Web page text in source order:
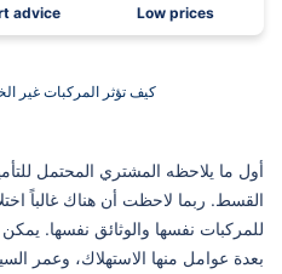
advice
Low prices
كيف تؤثر المركبات غير
أول ما يلاحظه المشتري المحتمل
القسط. ربما لاحظت أن هناك غالباً
للمركبات نفسها والوثائق نفسها.
بعدة عوامل منها الاستهلاك، وعمر